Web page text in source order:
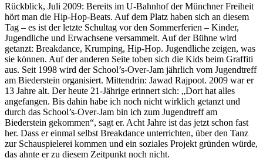
Rückblick, Juli 2009: Bereits im U-Bahnhof der Münchner Freiheit
hört man die Hip-Hop-Beats. Auf dem Platz haben sich an diesem
Tag – es ist der letzte Schultag vor den Sommerferien – Kinder,
Jugendliche und Erwachsene versammelt. Auf der Bühne wird
getanzt: Breakdance, Krumping, Hip-Hop. Jugendliche zeigen, was
sie können. Auf der anderen Seite toben sich die Kids beim Graffiti
aus. Seit 1998 wird der School’s-Over-Jam jährlich vom Jugendtreff
am Biederstein organisiert. Mittendrin: Jawad Rajpoot. 2009 war er
13 Jahre alt. Der heute 21-Jährige erinnert sich: „Dort hat alles
angefangen. Bis dahin habe ich noch nicht wirklich getanzt und
durch das School’s-Over-Jam bin ich zum Jugendtreff am
Biederstein gekommen“, sagt er. Acht Jahre ist das jetzt schon fast
her. Dass er einmal selbst Breakdance unterrichten, über den Tanz
zur Schauspielerei kommen und ein soziales Projekt gründen würde,
das ahnte er zu diesem Zeitpunkt noch nicht.